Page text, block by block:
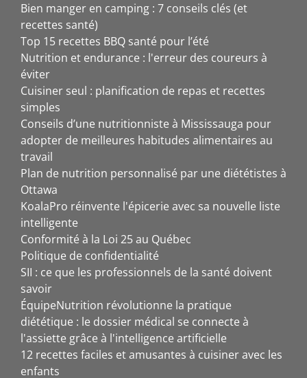
Bien manger en camping : 7 conseils clés (et
recettes santé)
Top 15 recettes BBQ santé pour l’été
Nutrition et endurance : l'erreur des coureurs à
éviter
Cuisiner seul : planification de repas et recettes
simples
Conseils d’une nutritionniste à Mississauga pour
adopter de meilleures habitudes alimentaires au
travail
Plan de nutrition personnalisé par une diététistes à
Ottawa
KoalaPro réinvente l'épicerie avec sa nouvelle liste
intelligente
Conformité à la Loi 25 au Québec
Politique de confidentialité
SII : ce que les professionnels de la santé doivent
savoir
ÉquipeNutrition révolutionne la pratique
diététique : le dossier médical se connecte à
l'assiette grâce à l'intelligence artificielle
12 recettes faciles et amusantes à cuisiner avec les
enfants